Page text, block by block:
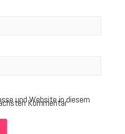
und Website in diesem